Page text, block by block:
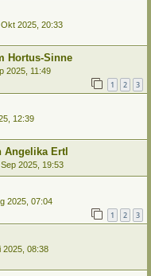
2025, 20:33
Hortus-Sinne
2025, 11:49
1 2 3
12:39
Angelika Ertl
2025, 19:53
2025, 07:04
1 2 3
2025, 08:38